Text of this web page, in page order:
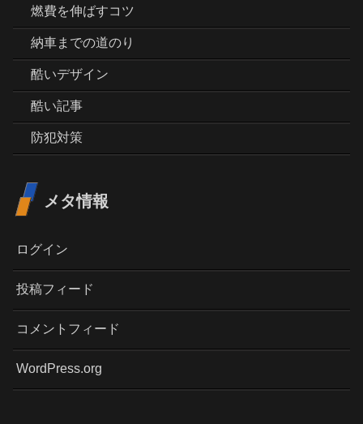
燃費を伸ばすコツ
納車までの道のり
酷いデザイン
酷い記事
防犯対策
メタ情報
ログイン
投稿フィード
コメントフィード
WordPress.org